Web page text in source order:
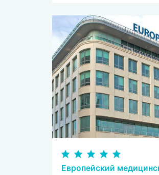
Европейский